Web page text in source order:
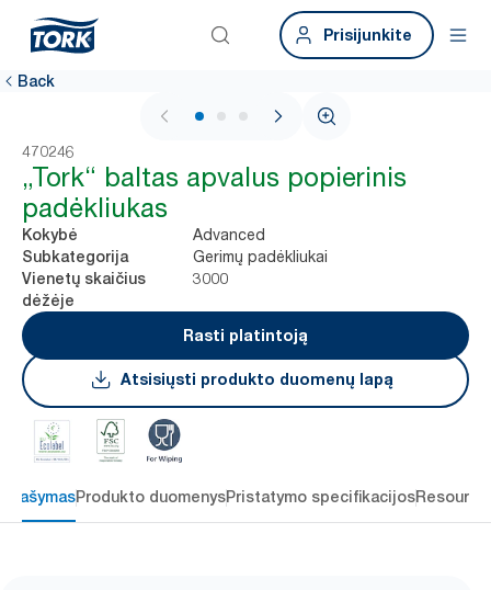
Prisijunkite
Back
1 / 3
470246
„Tork“ baltas apvalus popierinis
padėkliukas
Kokybė Advanced
Subkategorija Gerimų padėkliukai
Vienetų skaičius
dėžėje
3000
Rasti platintoją
Atsisiųsti produkto duomenų lapą
Produkto duomenysPristatymo specifikacijos